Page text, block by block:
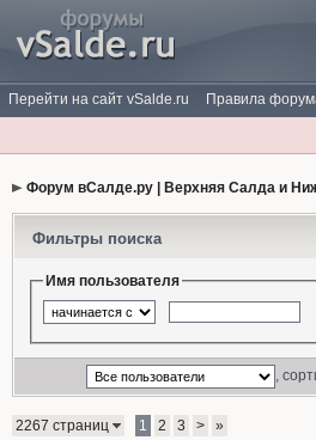
Перейти на сайт vSalde.ru Правила
Форум вСалде.ру | Верхняя Салда и
Фильтры поиска
Имя пользователя
,
2267 страниц 1 2 3 > »